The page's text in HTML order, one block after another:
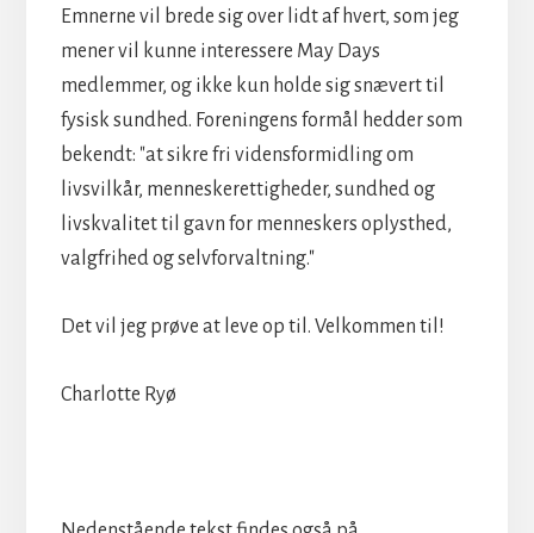
Emnerne vil brede sig over lidt af hvert, som jeg
mener vil kunne interessere May Days
medlemmer, og ikke kun holde sig snævert til
fysisk sundhed. Foreningens formål hedder som
bekendt: "at sikre fri vidensformidling om
livsvilkår, menneskerettigheder, sundhed og
livskvalitet til gavn for menneskers oplysthed,
valgfrihed og selvforvaltning."
Det vil jeg prøve at leve op til. Velkommen til!
Charlotte Ryø